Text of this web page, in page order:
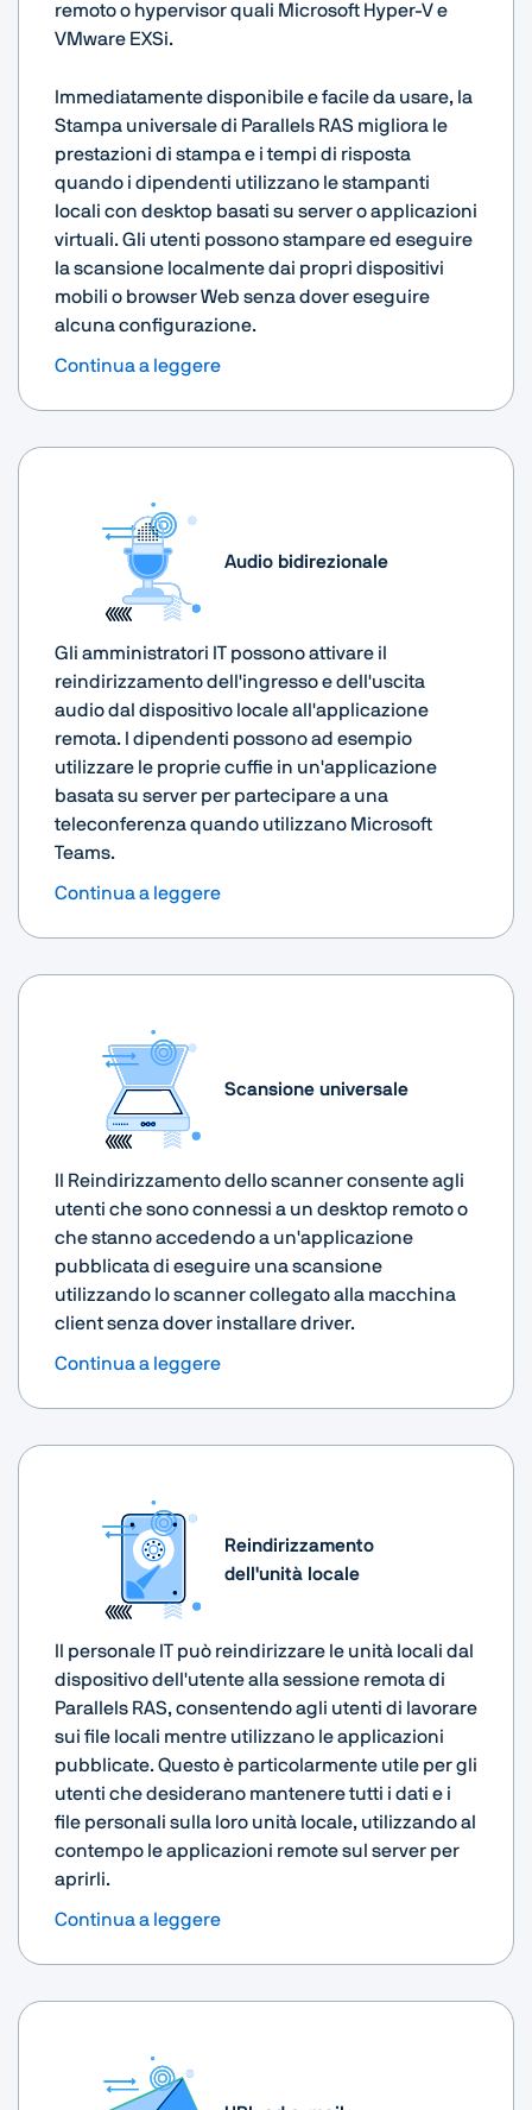
remoto o hypervisor quali Microsoft Hyper-V e
VMware EXSi.
Immediatamente disponibile e facile da usare, la
Stampa universale di Parallels RAS migliora le
prestazioni di stampa e i tempi di risposta
quando i dipendenti utilizzano le stampanti
locali con desktop basati su server o applicazioni
virtuali. Gli utenti possono stampare ed eseguire
la scansione localmente dai propri dispositivi
mobili o browser Web senza dover eseguire
alcuna configurazione.
Continua a leggere
Audio bidirezionale
Gli amministratori IT possono attivare il
reindirizzamento dell'ingresso e dell'uscita
audio dal dispositivo locale all'applicazione
remota. I dipendenti possono ad esempio
utilizzare le proprie cuffie in un'applicazione
basata su server per partecipare a una
teleconferenza quando utilizzano Microsoft
Teams.
Continua a leggere
Scansione universale
Il Reindirizzamento dello scanner consente agli
utenti che sono connessi a un desktop remoto o
che stanno accedendo a un'applicazione
pubblicata di eseguire una scansione
utilizzando lo scanner collegato alla macchina
client senza dover installare driver.
Continua a leggere
Reindirizzamento
dell'unità locale
Il personale IT può reindirizzare le unità locali dal
dispositivo dell'utente alla sessione remota di
Parallels RAS, consentendo agli utenti di lavorare
sui file locali mentre utilizzano le applicazioni
pubblicate. Questo è particolarmente utile per gli
utenti che desiderano mantenere tutti i dati e i
file personali sulla loro unità locale, utilizzando al
contempo le applicazioni remote sul server per
aprirli.
Continua a leggere